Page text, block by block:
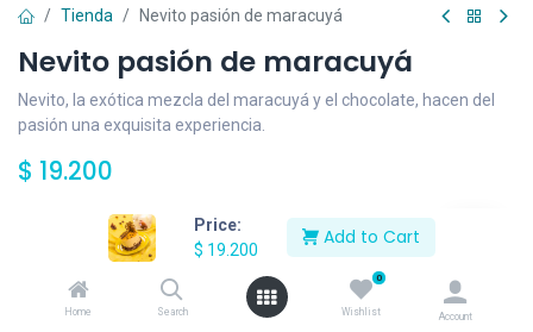
Price:
$ 19.200
Add to Cart
Home Search
0
Wishlist Account
Tienda Nevito pasión de maracuyá
Nevito pasión de maracuyá
Nevito, la exótica mezcla del maracuyá y el chocolate, hacen del
pasión una exquisita experiencia.
$ 19.200
Añadir al carrito
Agregar a la lista de deseos